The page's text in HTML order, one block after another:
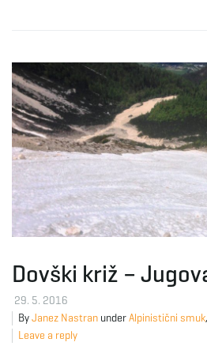
Dovški križ –
29. 5. 2016
ByJanez Nastran underAlpinistični smuk,
Leave a reply